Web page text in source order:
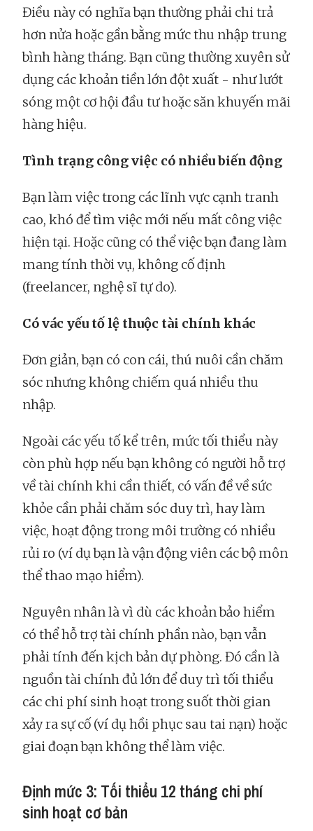
Điều này có nghĩa bạn thường phải chi trả
hơn nửa hoặc gần bằng mức thu nhập trung
bình hàng tháng. Bạn cũng thường xuyên sử
dụng các khoản tiền lớn đột xuất - như lướt
sóng một cơ hội đầu tư hoặc săn khuyến mãi
hàng hiệu.
Tình trạng công việc có nhiều biến động
Bạn làm việc trong các lĩnh vực cạnh tranh
cao, khó để tìm việc mới nếu mất công việc
hiện tại. Hoặc cũng có thể việc bạn đang làm
mang tính thời vụ, không cố định
(freelancer, nghệ sĩ tự do).
Có vác yếu tố lệ thuộc tài chính khác
Đơn giản, bạn có con cái, thú nuôi cần chăm
sóc nhưng không chiếm quá nhiều thu
nhập.
Ngoài các yếu tố kể trên, mức tối thiểu này
còn phù hợp nếu bạn không có người hỗ trợ
về tài chính khi cần thiết, có vấn đề về sức
khỏe cần phải chăm sóc duy trì, hay làm
việc, hoạt động trong môi trường có nhiều
rủi ro (ví dụ bạn là vận động viên các bộ môn
thể thao mạo hiểm).
Nguyên nhân là vì dù các khoản bảo hiểm
có thể hỗ trợ tài chính phần nào, bạn vẫn
phải tính đến kịch bản dự phòng. Đó cần là
nguồn tài chính đủ lớn để duy trì tối thiểu
các chi phí sinh hoạt trong suốt thời gian
xảy ra sự cố (ví dụ hồi phục sau tai nạn) hoặc
giai đoạn bạn không thể làm việc.
Định mức 3: Tối thiểu 12 tháng chi phí
sinh hoạt cơ bản